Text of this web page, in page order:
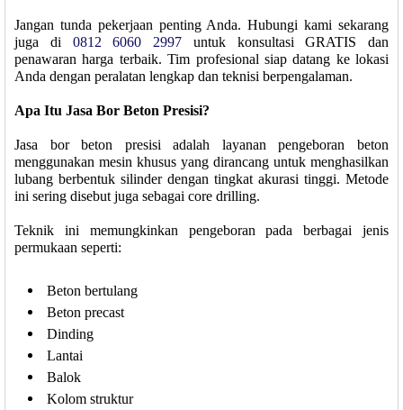
Jangan tunda pekerjaan penting Anda. Hubungi kami sekarang
juga di 0812 6060 2997 untuk konsultasi GRATIS dan
penawaran harga terbaik. Tim profesional siap datang ke lokasi
Anda dengan peralatan lengkap dan teknisi berpengalaman.
Apa Itu Jasa Bor Beton Presisi?
Jasa bor beton presisi adalah layanan pengeboran beton
menggunakan mesin khusus yang dirancang untuk menghasilkan
lubang berbentuk silinder dengan tingkat akurasi tinggi. Metode
ini sering disebut juga sebagai core drilling.
Teknik ini memungkinkan pengeboran pada berbagai jenis
permukaan seperti:
Beton bertulang
Beton precast
Dinding
Lantai
Balok
Kolom struktur